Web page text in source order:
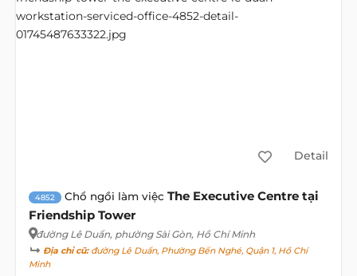
Detail
4852 Chổ ngồi làm việc The Executive Centre tại
Friendship Tower
đường Lê Duẩn, phường Sài Gòn, Hồ Chí Minh
Địa chỉ cũ:đường Lê Duẩn, Phường Bến Nghé, Quận 1, Hồ Chí
Minh